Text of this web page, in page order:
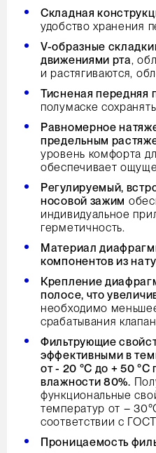
Складная
удобство хранения
V-образные складки
движениями рта,
и растягиваются,
Тисненая передняя
полумаске
Равномерное
предельным
уровень комфорта
обеспечивает
Регулируемый,
носовой зажим
индивидуальное
герметичность.
Материал
компонентов из
Крепление
полосе, что
необходимо
срабатывания
Фильтрующие
эффективными в
от - 20 °С до + 50 °С
влажности 80%.
функциональные
температур от –
соответствии с
Проницаемость